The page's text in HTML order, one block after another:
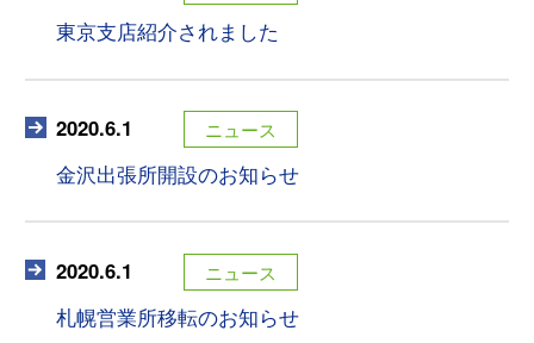
東京支店紹介されました
2020.6.1 ニュース
金沢出張所開設のお知らせ
2020.6.1 ニュース
札幌営業所移転のお知らせ